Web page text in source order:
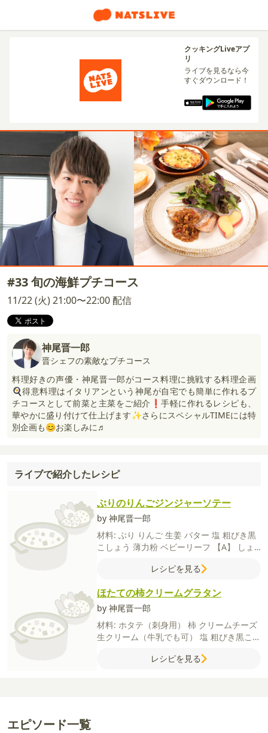
クッキングLiveアプ
リ
ライブを見るなら今
すぐダウンロード！
#33 旬の海鮮プチコース
11/22 (火) 21:00〜22:00 配信
神尾晋一郎
晋シェフの素敵なプチコース
料理好きの声優・神尾晋一郎がコース料理に挑戦する料理企画
🍳得意料理はイタリアンという神尾が自宅でも簡単に作れるプ
チコースとして前菜と主菜をご紹介❗手軽に作れるレシピも、
華やかに盛り付けて仕上げます✨さらにスペシャルTIMEには特
別企画も😊お楽しみに♬
ライブで紹介したレシピ
ぶりのりんごジンジャーソテー
by 神尾晋一郎
材料: ぶり りんご 生姜 バター 塩 粗びき黒
こしょう 薄力粉 ベビーリーフ 【A】
しょ
レシピを見る
ほたての柿クリームグラタン
by 神尾晋一郎
材料: ホタテ（刺身用） 柿 クリームチーズ
生クリーム（牛乳でも可） 塩 粗びき黒こし
レシピを見る
エピソード一覧